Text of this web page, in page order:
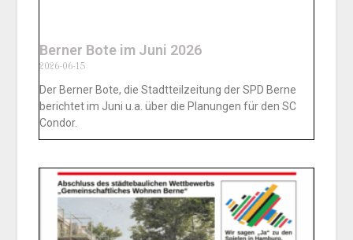
Berner Bote im Juni 2026
2026-06-15
Der Berner Bote, die Stadtteilzeitung der SPD Berne
berichtet im Juni u.a. über die Planungen für den SC
Condor.